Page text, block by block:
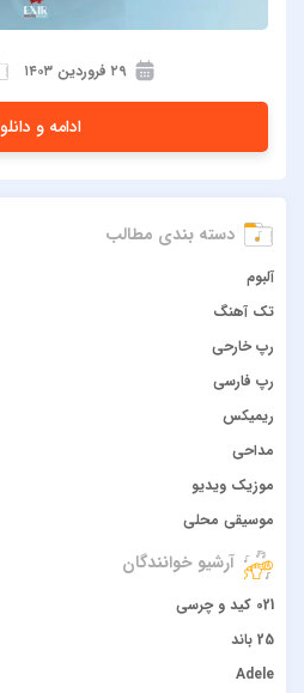
۲۹ فروردین ۱۴۰۳
ادامه و دانلود
دسته بندی مطالب
آلبوم
تک آهنگ
رپ خارحی
رپ فارسی
ریمیکس
مداحی
موزیک ویدیو
موسیقی محلی
آرشیو خوانندگان
021 کید و چرسی
25 باند
Adele